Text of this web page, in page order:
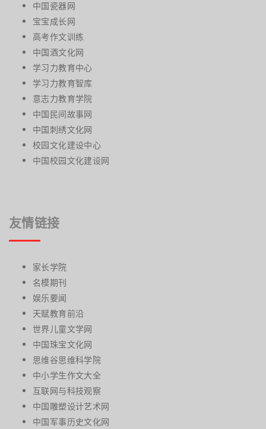
中国瓷器网
宝宝成长网
高考作文训练
中国酒文化网
学习力教育中心
学习力教育智库
意志力教育学院
中国民间故事网
中国刺绣文化网
校园文化建设中心
中国校园文化建设网
友情链接
家长学院
名模期刊
娱乐要闻
天赋教育前沿
世界儿童文学网
中国珠宝文化网
思维谷思维科学院
中小学生作文大全
互联网与科技观察
中国雕塑设计艺术网
中国军事历史文化网